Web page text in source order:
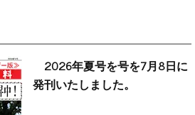
2026年夏号を号を7月8日に
発刊いたしました。